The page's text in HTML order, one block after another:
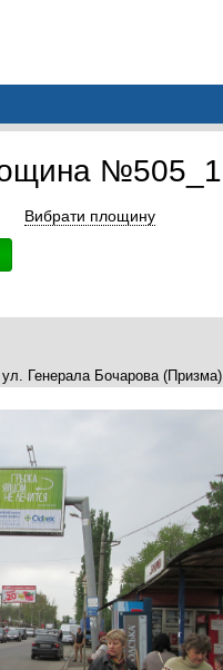
№505_1
Вибрати площину
Генерала Бочарова (Призма)